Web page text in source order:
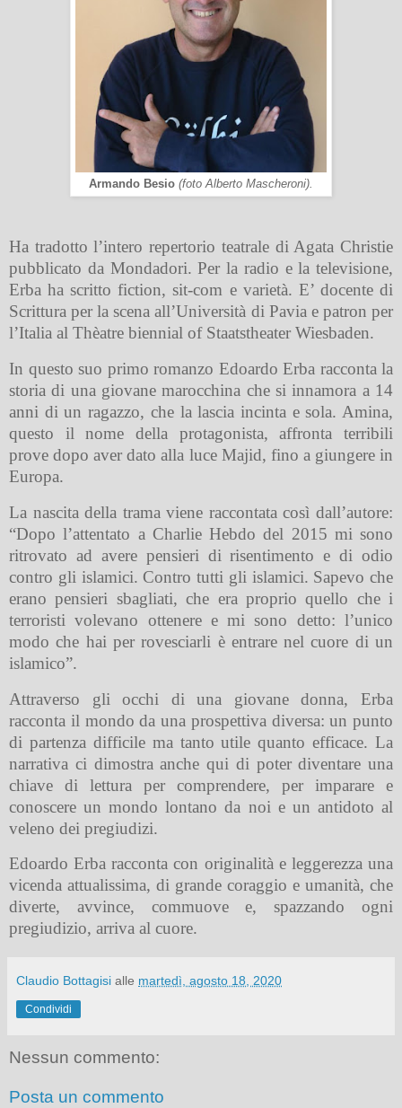
Armando Besio (foto Alberto Mascheroni).
Ha tradotto l’intero repertorio teatrale di Agata Christie
pubblicato da Mondadori. Per la radio e la televisione,
Erba ha scritto fiction, sit-com e varietà. E’ docente di
Scrittura per la scena all’Università di Pavia e patron per
l’Italia al Thèatre biennial of Staatstheater Wiesbaden.
In questo suo primo romanzo Edoardo Erba racconta la
storia di una giovane marocchina che si innamora a 14
anni di un ragazzo, che la lascia incinta e sola. Amina,
questo il nome della protagonista, affronta terribili
prove dopo aver dato alla luce Majid, fino a giungere in
Europa.
La nascita della trama viene raccontata così dall’autore:
“Dopo l’attentato a Charlie Hebdo del 2015 mi sono
ritrovato ad avere pensieri di risentimento e di odio
contro gli islamici. Contro tutti gli islamici. Sapevo che
erano pensieri sbagliati, che era proprio quello che i
terroristi volevano ottenere e mi sono detto: l’unico
modo che hai per rovesciarli è entrare nel cuore di un
islamico”.
Attraverso gli occhi di una giovane donna, Erba
racconta il mondo da una prospettiva diversa: un punto
di partenza difficile ma tanto utile quanto efficace. La
narrativa ci dimostra anche qui di poter diventare una
chiave di lettura per comprendere, per imparare e
conoscere un mondo lontano da noi e un antidoto al
veleno dei pregiudizi.
Edoardo Erba racconta con originalità e leggerezza una
vicenda attualissima, di grande coraggio e umanità, che
diverte, avvince, commuove e, spazzando ogni
pregiudizio, arriva al cuore.
Claudio Bottagisi alle martedì, agosto 18, 2020
Condividi
Nessun commento:
Posta un commento